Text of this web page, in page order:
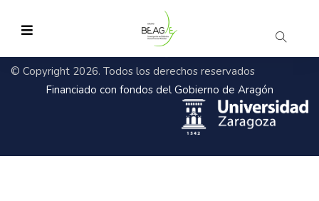
© Copyright 2026. Todos los derechos reservados
Financiado con fondos del Gobierno de Aragón